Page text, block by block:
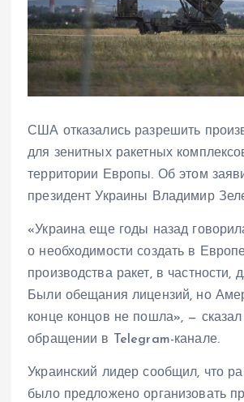
США отказались разрешить
для зенитных ракетных
территории Европы. Об этом
президент Украины Владимир
«Украина еще годы назад
о необходимости создать в
производства ракет, в частности,
Были обещания лицензий, но
конце концов не пошла», —
обращении в Telegram-канале.
Украинский лидер сообщил, что
было предложено организовать